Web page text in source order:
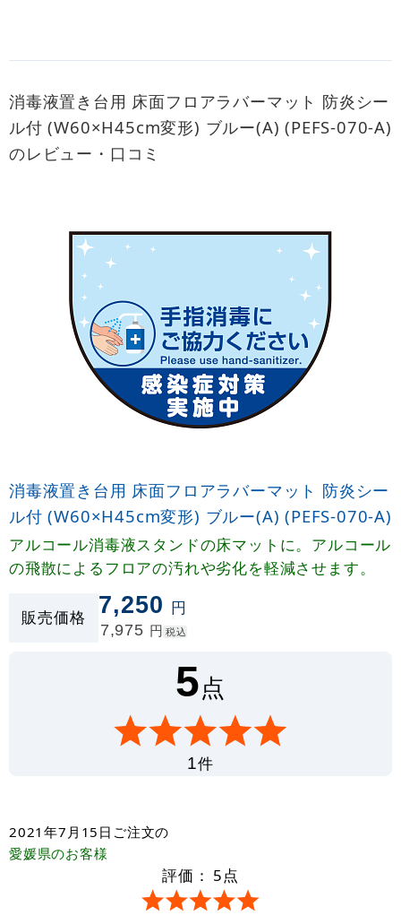
消毒液置き台用 床面フロアラバーマット 防炎シー
ル付 (W60×H45cm変形) ブルー(A) (PEFS-070-A)
のレビュー・口コミ
消毒液置き台用 床面フロアラバーマット 防炎シー
ル付 (W60×H45cm変形) ブルー(A) (PEFS-070-A)
アルコール消毒液スタンドの床マットに。アルコール
の飛散によるフロアの汚れや劣化を軽減させます。
販売価格 7,250 円
7,975 円 税込
5点
1件
2021年7月15日 ご注文の
愛媛県のお客様
評価： 5点